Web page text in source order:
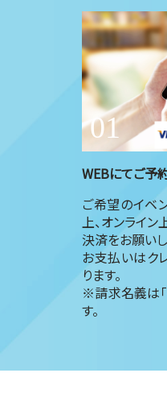
WEBにてご予
ご希望のイベ
上、オンライン
決済をお願いし
お支払いはク
ります。
※請求名義は「
す。